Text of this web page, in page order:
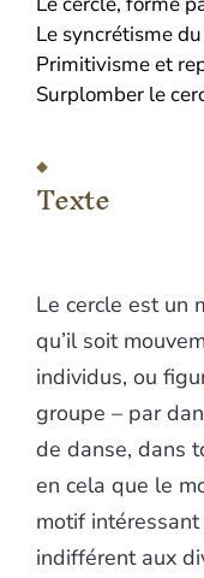
Le syncrétisme
Primitivisme et
Surplomber le
Texte
Le cercle est un
qu’il soit
individus, ou
groupe – par
de danse, dans
en cela que le
motif
indifférent aux